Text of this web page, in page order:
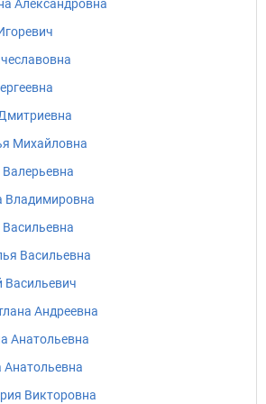
Александровна
Михайловна
Владимировна
Васильевна
Васильевич
Андреевна
Анатольевна
Викторовна